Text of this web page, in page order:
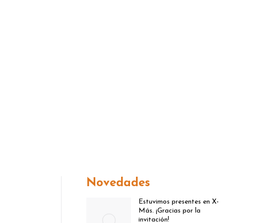
Novedades
Estuvimos presentes en X-
Más. ¡Gracias por la
invitación!